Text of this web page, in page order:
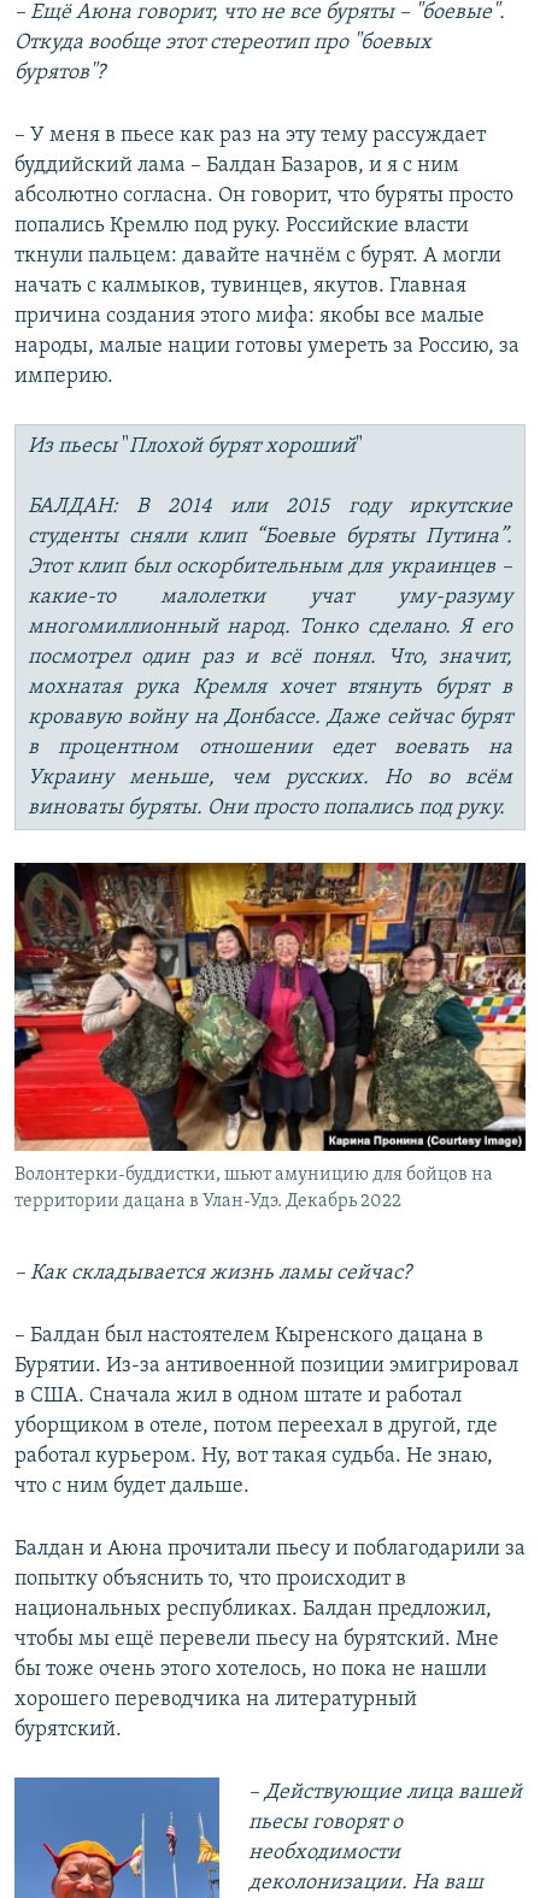
– Ещё Аюна говорит, что не все буряты – "боевые".
Откуда вообще этот стереотип про "боевых
бурятов "?
– У меня в пьесе как раз на эту тему рассуждает
буддийский лама – Балдан Базаров, и я с ним
абсолютно согласна. Он говорит, что буряты просто
попались Кремлю под руку. Российские власти
ткнули пальцем: давайте начнём с бурят. А могли
начать с калмыков, тувинцев, якутов. Главная
причина создания этого мифа: якобы все малые
народы, малые нации готовы умереть за Россию, за
империю.
Из пьесы"Плохой бурят хороший"
БАЛДАН: В 2014 или 2015 году иркутские
студенты сняли клип “Боевые буряты Путина”.
Этот клип был оскорбительным для украинцев –
какие-то малолетки учат уму-разуму
многомиллионный народ. Тонко сделано. Я его
посмотрел один раз и всё понял. Что, значит,
мохнатая рука Кремля хочет втянуть бурят в
кровавую войну на Донбассе. Даже сейчас бурят
в процентном отношении едет воевать на
Украину меньше, чем русских. Но во всём
виноваты буряты. Они просто попались под руку.
Волонтерки-буддистки, шьют амуницию для бойцов на
территории дацана в Улан-Удэ. Декабрь 2022
– Как складывается жизнь ламы сейчас?
– Балдан был настоятелем Кыренского дацана в
Бурятии. Из-за антивоенной позиции эмигрировал
в США. Сначала жил в одном штате и работал
уборщиком в отеле, потом переехал в другой, где
работал курьером. Ну, вот такая судьба. Не знаю,
что с ним будет дальше.
Балдан и Аюна прочитали пьесу и поблагодарили за
попытку объяснить то, что происходит в
национальных республиках. Балдан предложил,
чтобы мы ещё перевели пьесу на бурятский. Мне
бы тоже очень этого хотелось, но пока не нашли
хорошего переводчика на литературный
бурятский.
– Действующие лица вашей
пьесы говорят о
необходимости
деколонизации. На ваш